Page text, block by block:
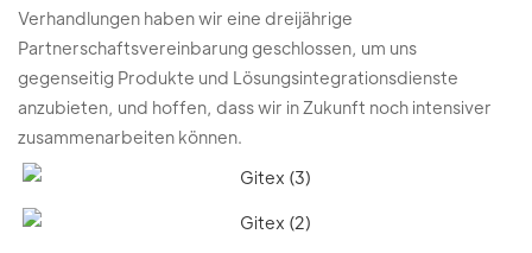
Verhandlungen haben wir eine dreijährige
Partnerschaftsvereinbarung geschlossen, um uns
gegenseitig Produkte und Lösungsintegrationsdienste
anzubieten, und hoffen, dass wir in Zukunft noch intensiver
zusammenarbeiten können.